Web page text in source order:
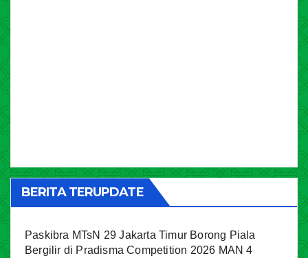
BERITA TERUPDATE
Paskibra MTsN 29 Jakarta Timur Borong Piala
Bergilir di Pradisma Competition 2026 MAN 4